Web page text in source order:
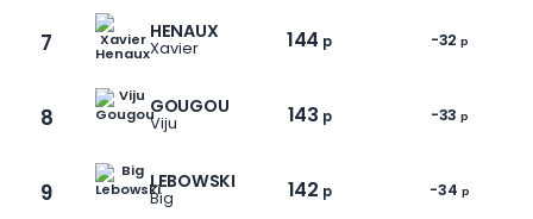
7 HENAUX
Xavier 144 p -32 p
8 GOUGOU
Viju 143 p -33 p
9 LEBOWSKI
Big 142 p -34 p